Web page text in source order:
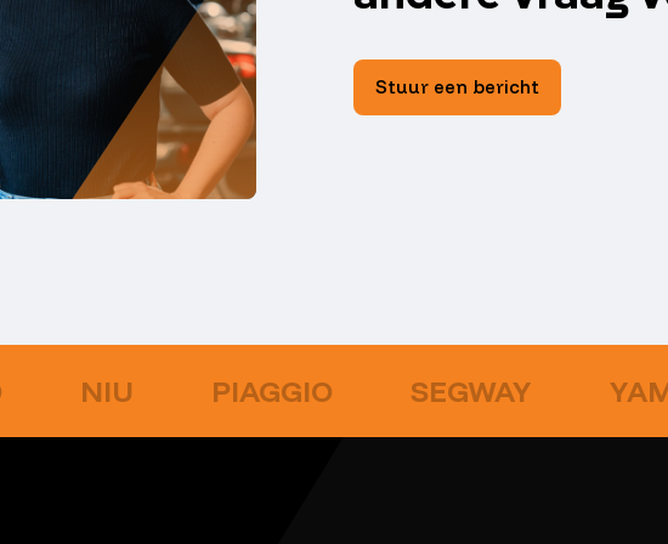
Stuur een bericht
NIU PIAGGIO SEGWAY